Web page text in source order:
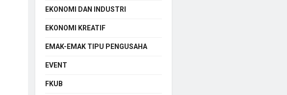
EKONOMI DAN INDUSTRI
EKONOMI KREATIF
EMAK-EMAK TIPU PENGUSAHA
EVENT
FKUB